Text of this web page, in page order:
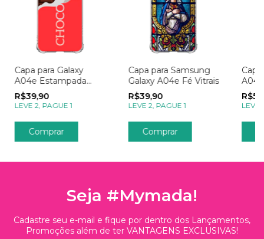
Capa para Galaxy
A04e Estampada
Candy Chocolate
R$39,90
LEVE 2, PAGUE 1
Capa para Samsung
Galaxy A04e Fé Vitrais
R$39,90
LEVE 2, PAGUE 1
Comprar
LEVE
Seja #Mymada!
Cadastre seu e-mail e fique por dentro dos Lançamentos,
Promoções além de ter VANTAGENS EXCLUSIVAS!